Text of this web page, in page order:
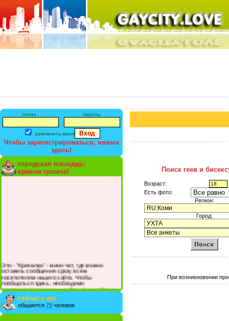
логин : пароль:
запомнить меня
Чтобы зарегистрироваться, нажми
здесь!
городская площадь:
крикни громче!
Это - "Кричалка" - мини-чат, где можно
оставить сообщение сразу всем
посетителям нашего сайта. Чтобы
пообщаться здесь, необходимо
зарегистрироваться на сайте и/или войти со
своими логином и паролем.
сейчас у нас
общаются 79 человек
Поиск геев и
Возраст:
Есть фото:
Регион:
Город:
При возникновении